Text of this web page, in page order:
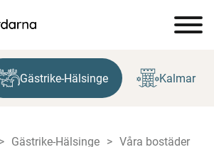
Gästrike-Hälsinge Kalmar
Gästrike-Hälsinge
Våra bostäder